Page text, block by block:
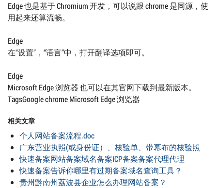
Edge 也是基于 Chromium 开发，可以说跟 chrome 是同源，使
用起来还算流畅。
Edge
在“设置”，“语言”中，打开翻译选项即可。
Edge
Microsoft Edge 浏览器 也可以在其官网下载到最新版本。
TagsGoogle chrome Microsoft Edge 浏览器
相关文章
个人网站备案流程.doc
广东营业执照(或身份证）、核验单、带幕布的核验照
快速备案网站备案域名备案ICP备案备案代理代理
快速备案告诉你哪里有过期备案域名查询工具？
贵州黔南州荔波县企业怎么办理网站备案？